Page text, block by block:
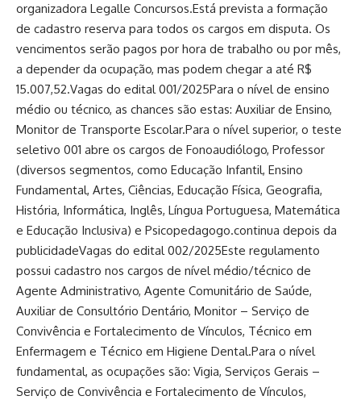
organizadora Legalle Concursos.Está prevista a formação
de cadastro reserva para todos os cargos em disputa. Os
vencimentos serão pagos por hora de trabalho ou por mês,
a depender da ocupação, mas podem chegar a até R$
15.007,52.Vagas do edital 001/2025Para o nível de ensino
médio ou técnico, as chances são estas: Auxiliar de Ensino,
Monitor de Transporte Escolar.Para o nível superior, o teste
seletivo 001 abre os cargos de Fonoaudiólogo, Professor
(diversos segmentos, como Educação Infantil, Ensino
Fundamental, Artes, Ciências, Educação Física, Geografia,
História, Informática, Inglês, Língua Portuguesa, Matemática
e Educação Inclusiva) e Psicopedagogo.continua depois da
publicidadeVagas do edital 002/2025Este regulamento
possui cadastro nos cargos de nível médio/técnico de
Agente Administrativo, Agente Comunitário de Saúde,
Auxiliar de Consultório Dentário, Monitor – Serviço de
Convivência e Fortalecimento de Vínculos, Técnico em
Enfermagem e Técnico em Higiene Dental.Para o nível
fundamental, as ocupações são: Vigia, Serviços Gerais –
Serviço de Convivência e Fortalecimento de Vínculos,